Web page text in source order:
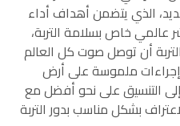
الذي يتضمن أهداف أداء
عالمي خاص بسلامة التربة،
أن توصل صوت كل العالم
ملموسة على أرض
التنسيق على نحو أفضل مع
بشكل مناسب بدور التربة